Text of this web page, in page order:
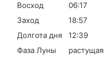
Восход
06:17
Заход
18:57
Долгота дня
12:39
Фаза Луны
растущая